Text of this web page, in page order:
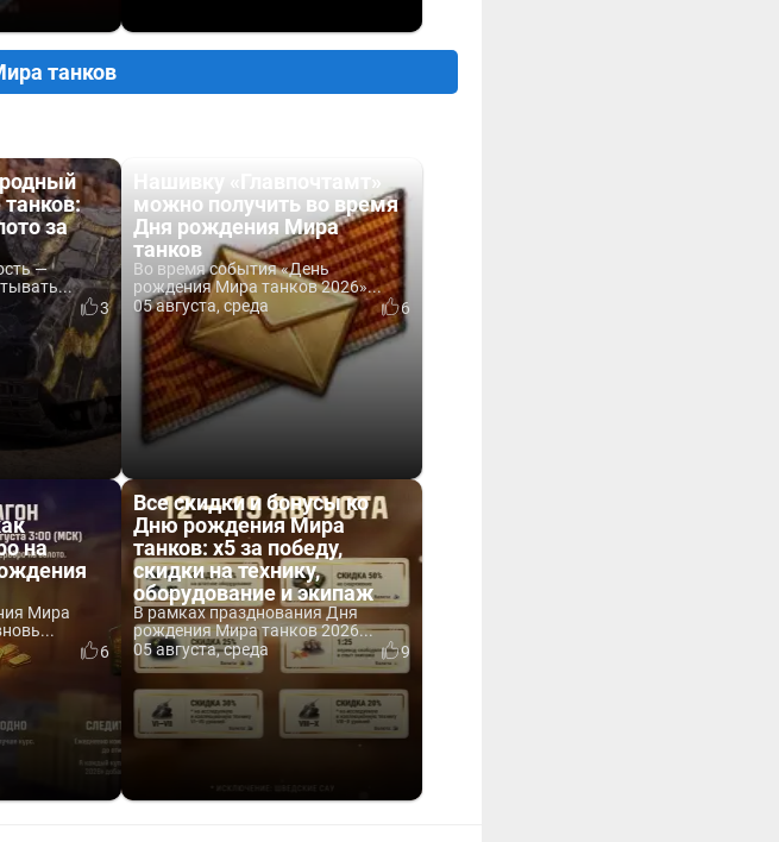
танков
за
—
3
Нашивку «Главпочтамт»
можно получить во время
Дня рождения Мира
танков
Во время события «День
рождения Мира танков 2026»...
05 августа, среда
6
на
Мира
6
Все скидки и бонусы ко
Дню рождения Мира
танков: x5 за победу,
скидки на технику,
оборудование и экипаж
В рамках празднования Дня
рождения Мира танков 2026...
05 августа, среда
9